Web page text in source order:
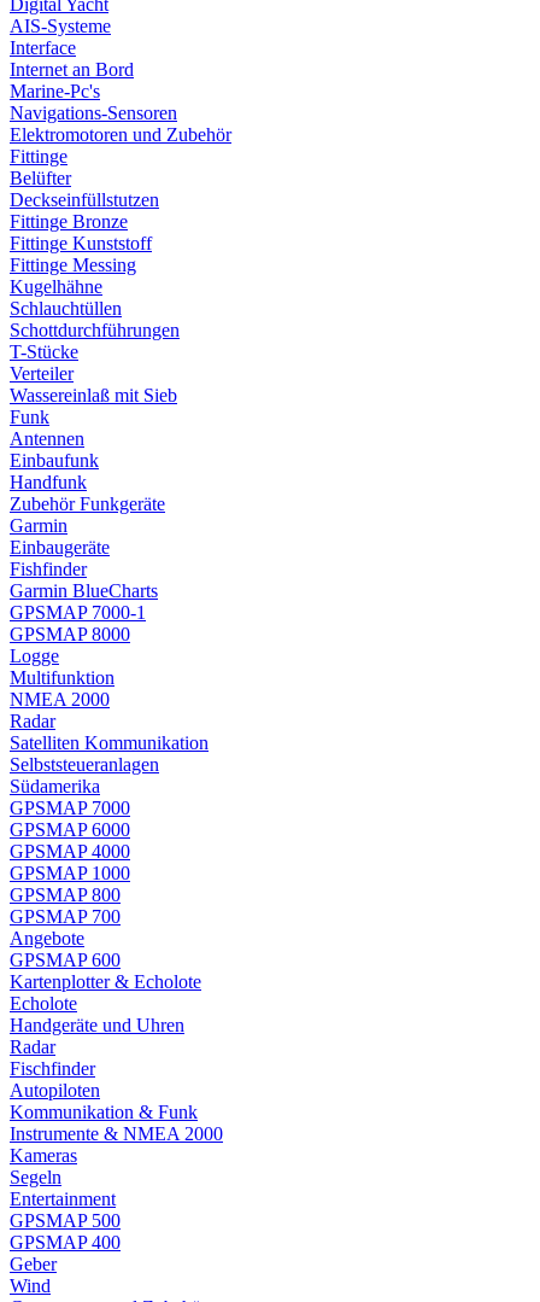
Digital Yacht
AIS-Systeme
Interface
Internet an Bord
Marine-Pc's
Navigations-Sensoren
Elektromotoren und Zubehör
Fittinge
Belüfter
Deckseinfüllstutzen
Fittinge Bronze
Fittinge Kunststoff
Fittinge Messing
Kugelhähne
Schlauchtüllen
Schottdurchführungen
T-Stücke
Verteiler
Wassereinlaß mit Sieb
Funk
Antennen
Einbaufunk
Handfunk
Zubehör Funkgeräte
Garmin
Einbaugeräte
Fishfinder
Garmin BlueCharts
GPSMAP 7000-1
GPSMAP 8000
Logge
Multifunktion
NMEA 2000
Radar
Satelliten Kommunikation
Selbststeueranlagen
Südamerika
GPSMAP 7000
GPSMAP 6000
GPSMAP 4000
GPSMAP 1000
GPSMAP 800
GPSMAP 700
Angebote
GPSMAP 600
Kartenplotter & Echolote
Echolote
Handgeräte und Uhren
Radar
Fischfinder
Autopiloten
Kommunikation & Funk
Instrumente & NMEA 2000
Kameras
Segeln
Entertainment
GPSMAP 500
GPSMAP 400
Geber
Wind